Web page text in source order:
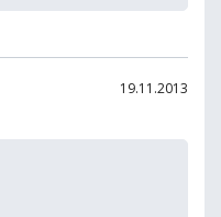
19.11.2013